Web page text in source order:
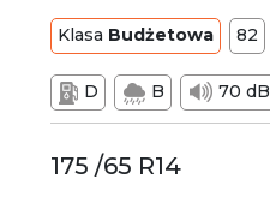
Klasa Budżetowa 82
D B 70 dB
175 /65 R14